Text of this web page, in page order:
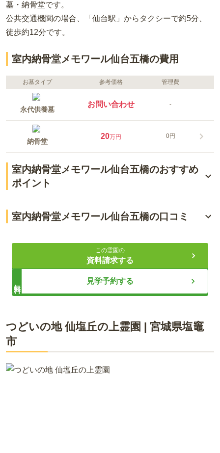
墓・納骨堂です。
公共交通機関の場合、「仙台駅」からタクシーで約5分、
徒歩約12分です。
室内納骨堂メモワール仙台五橋の費用
お墓タイプ 参考価格 管理費
永代供養墓
お問い合わせ -
納骨堂
20万円 0円
室内納骨堂メモワール仙台五橋のおすすめ
ポイント
ペット共葬や生前申込も可
ライフドット編集部
した室内納骨堂メモワール仙台五橋は、仙台駅から徒歩約12分
と好立地にあり、全区画に永代供養が付いた安心の屋内納骨堂
です。冷暖房完備で天候を問わず快適にお参りでき、ご遺骨は
ざすと故人の遺影が祭壇に映し出され、周囲を気にせず心ゆく
室内納骨堂メモワール仙台五橋の口コミ
50代・女性
地下鉄五橋駅からも近かったのですが、少しわかりつらく、
納骨堂の方に電話にて案内頂き行けましたが、もう少し納骨
口コミをすべて見る（1件）
この霊園の
資料請求する
見学予約する
つどいの地 仙塩丘の上霊園 | 宮城県塩竈
市